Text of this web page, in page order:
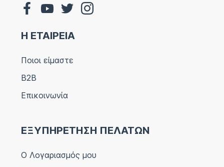
Η ΕΤΑΙΡΕΙΑ
Ποιοι είμαστε
B2B
Επικοινωνία
ΕΞΥΠΗΡΕΤΗΣΗ ΠΕΛΑΤΩΝ
Ο Λογαριασμός μου